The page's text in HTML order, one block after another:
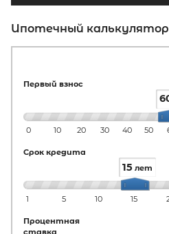
Ипотечный калькулятор